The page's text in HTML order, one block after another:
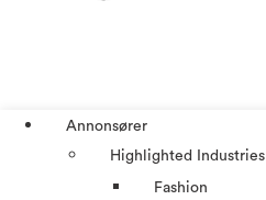
Annonsører
Highlighted Industries
Fashion